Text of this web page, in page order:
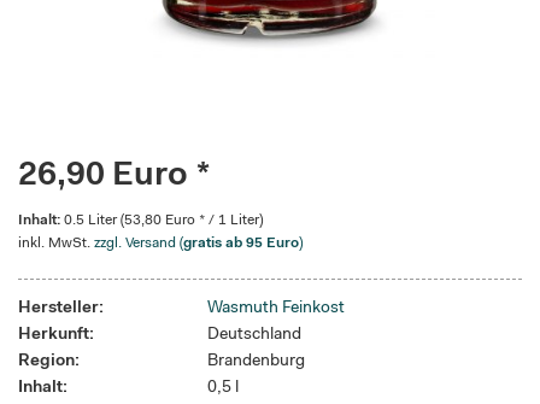
26,90 Euro *
Inhalt: 0.5 Liter (53,80 Euro * / 1 Liter)
inkl. MwSt. zzgl. Versand (gratis ab 95 Euro)
Hersteller:
Wasmuth Feinkost
Herkunft:
Deutschland
Region:
Brandenburg
Inhalt:
0,5 l